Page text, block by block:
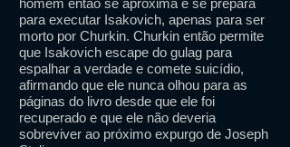
homem então se aproxima e se prepara
para executar Isakovich, apenas para ser
morto por Churkin. Churkin então permite
que Isakovich escape do gulag para
espalhar a verdade e comete suicídio,
afirmando que ele nunca olhou para as
páginas do livro desde que ele foi
recuperado e que ele não deveria
sobreviver ao próximo expurgo de Joseph